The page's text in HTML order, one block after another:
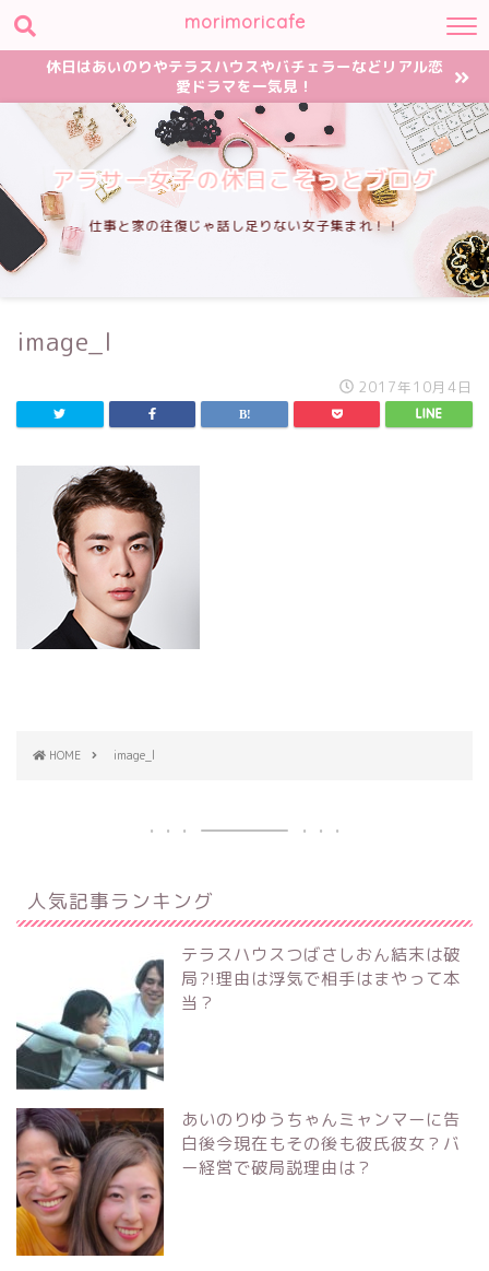
morimoricafe
休日はあいのりやテラスハウスやバチェラーなどリアル恋
愛ドラマを一気見！
アラサー女子の休日こそっとブログ
仕事と家の往復じゃ話し足りない女子集まれ！！
image_l
2017年10月4日
HOME image_l
人気記事ランキング
テラスハウスつばさしおん結末は破
局?!理由は浮気で相手はまやって本
当？
あいのりゆうちゃんミャンマーに告
白後今現在もその後も彼氏彼女？バ
ー経営で破局説理由は？